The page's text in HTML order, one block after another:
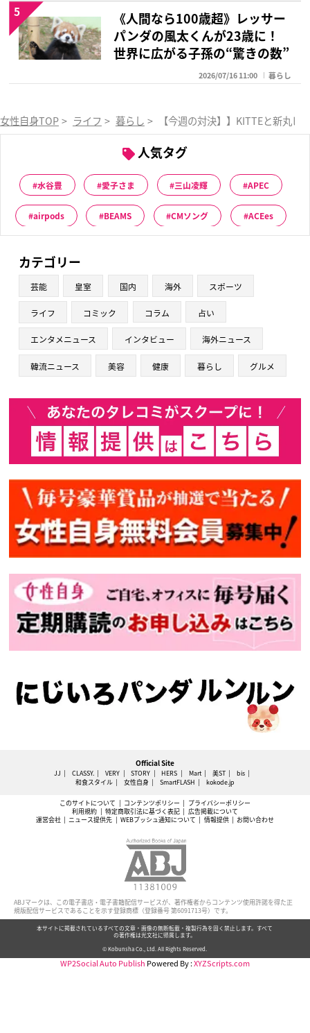
《人間なら100歳超》レッサー
パンダの風太くんが23歳に！
世界に広がる子孫の“驚きの数”
2026/07/16 11:00 暮らし
5
女性自身TOP > ライフ > 暮らし > 【今週の対決】】KITTEと新丸
人気タグ
水谷豊 愛子さま 三山凌輝 APEC
airpods BEAMS CMソング ACEes
カテゴリー
芸能 皇室 国内 海外 スポーツ
ライフ コミック コラム 占い
エンタメニュース インタビュー 海外ニュース
韓流ニュース 美容 健康 暮らし グルメ
Official Site
JJ CLASSY. VERY STORY HERS Mart 美ST
bis
和食スタイル
女性自身 SmartFLASH kokode.jp
このサイトについて コンテンツポリシー
プライバシーポリシー
利用規約
特定商取引法に基づく表記
広告掲載について
運営会社
ニュース提供先 WEBプッシュ通知について 情報提供 お問い合わせ
ABJマークは、この電子書店・電子書籍配信サービスが、著作権者からコンテンツ使用許諾を得た正
規版配信サービスであることを示す登録商標（登録番号 第6091713号）です。
本サイトに掲載されているすべての文章・画像の無断転載・複製行為を固く禁止します。すべて
の著作権は光文社に帰属します。
© Kobunsha Co., Ltd. All Rights Reserved.
WP2Social Auto Publish Powered By :XYZScripts.com